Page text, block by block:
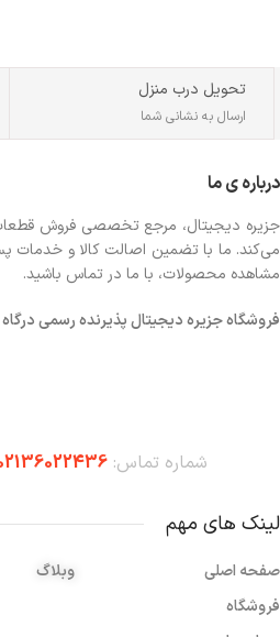
تحویل درب منزل
ارسال به نشانی شما
درباره ی ما
جزیره دیجیتال، مرجع تخصصی فروش قطعات
می‌کند. ما با تضمین اصالت کالا و خدمات پس
مشاهده محصولات، با ما در تماس باشید.
فروشگاهجزیره دیجیتال پذیرنده رسمی درگاه
شماره تماس:
لینک های مهم
صفحه اصلی
فروشگاه
وبلاگ